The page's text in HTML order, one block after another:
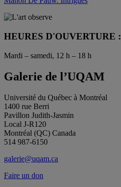
HEURES D'OUVERTURE :
Mardi – samedi, 12 h – 18 h
Galerie de l’UQAM
Université du Québec à Montréal
1400 rue Berri
Pavillon Judith-Jasmin
Local J-R120
Montréal (QC) Canada
514 987-6150
galerie@uqam.ca
Faire un don